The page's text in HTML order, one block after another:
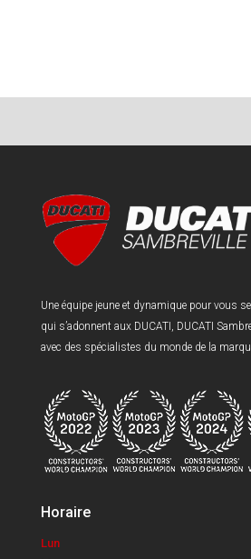
Une équipe jeune et dynamique pour vous
qui s’adonnent aux DUCATI, DUCATI
avec des spécialistes du monde de la
Horaire
Lun